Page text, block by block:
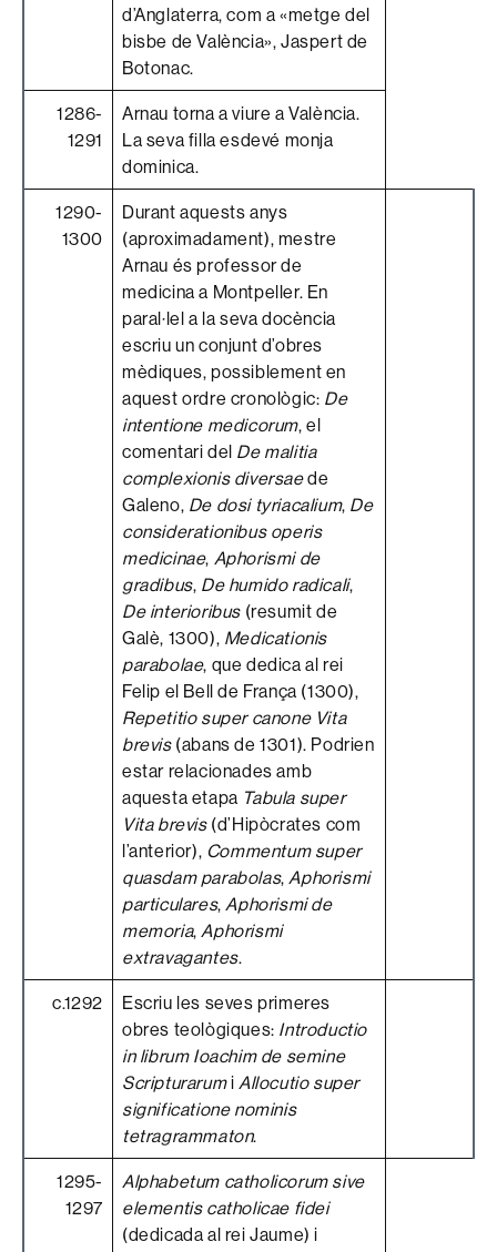
d’Anglaterra, com a «metge del
bisbe de València», Jaspert de
Botonac.
1286-
1291
Arnau torna a viure a València.
La seva filla esdevé monja
dominica.
1290-
1300
Durant aquests anys
(aproximadament), mestre
Arnau és professor de
medicina a Montpeller. En
paral·lel a la seva docència
escriu un conjunt d’obres
mèdiques, possiblement en
aquest ordre cronològic: De
intentione medicorum, el
comentari del De malitia
complexionis diversaede
Galeno, De dosi tyriacalium, De
considerationibus operis
medicinae, Aphorismi de
gradibus, De humido radicali,
De interioribus (resumit de
Galè, 1300), Medicationis
parabolae, que dedica al rei
Felip el Bell de França (1300),
Repetitio super canone Vita
brevis(abans de 1301). Podrien
estar relacionades amb
aquesta etapa Tabula super
Vita brevis(d’Hipòcrates com
l’anterior), Commentum super
quasdam parabolas,Aphorismi
particulares,Aphorismi de
memoria,Aphorismi
extravagantes.
c.1292
Escriu les seves primeres
obres teològiques: Introductio
in librum Ioachim de semine
ScripturarumiAllocutio super
significatione nominis
tetragrammaton.
1295-
1297
Alphabetum catholicorum sive
elementis catholicae fidei
(dedicada al rei Jaume) i